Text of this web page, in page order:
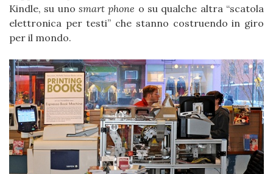
Kindle, su uno smart phone o su qualche altra “scatola
elettronica per testi” che stanno costruendo in giro
per il mondo.